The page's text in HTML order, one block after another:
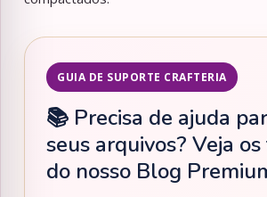
GUIA DE SUPORTE CRAFTERIA
📚 Precisa de ajuda
seus arquivos? Veja
do nosso Blog